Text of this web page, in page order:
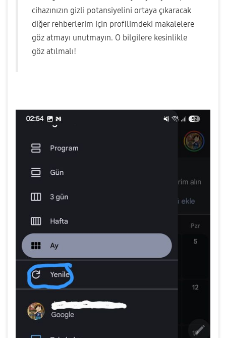
cihazınızın gizli potansiyelini ortaya çıkaracak
diğer rehberlerim için profilimdeki makalelere
göz atmayı unutmayın. O bilgilere kesinlikle
göz atılmalı!